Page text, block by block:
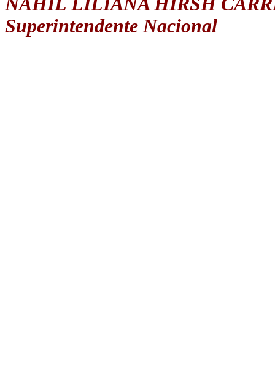
Superintendente Nacional